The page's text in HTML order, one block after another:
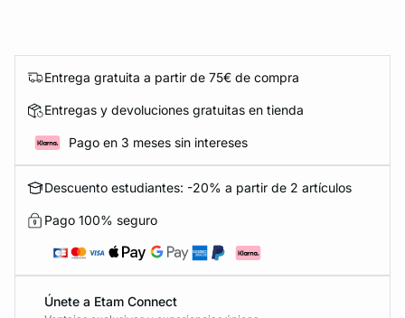
Entrega gratuita a partir de 75€ de compra
Entregas y devoluciones gratuitas en tienda
Pago en 3 meses sin intereses
Descuento estudiantes: -20% a partir de 2 artículos
Pago 100% seguro
Únete a Etam Connect